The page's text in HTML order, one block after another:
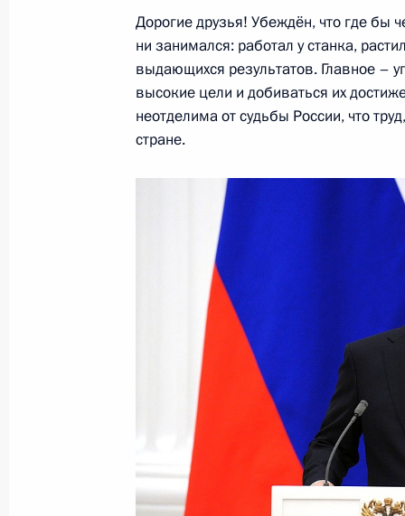
30 апреля 2015 года, четверг
Телефонный разговор с Ангелой
и Петром Порошенко
Совещание с постоянными
30 апреля 2015 года, 17:00 Московская
Встреча с Уполномоченным по
Борисом Титовым
30 апреля 2015 года, 16:10 Московская
Встреча с Жаном Кретьеном
Дорогие друзья! Убеждён, что где бы
ни занимался: работал у станка,
выдающихся результатов. Главное –
высокие цели и добиваться их
неотделима от судьбы России, что
стране.